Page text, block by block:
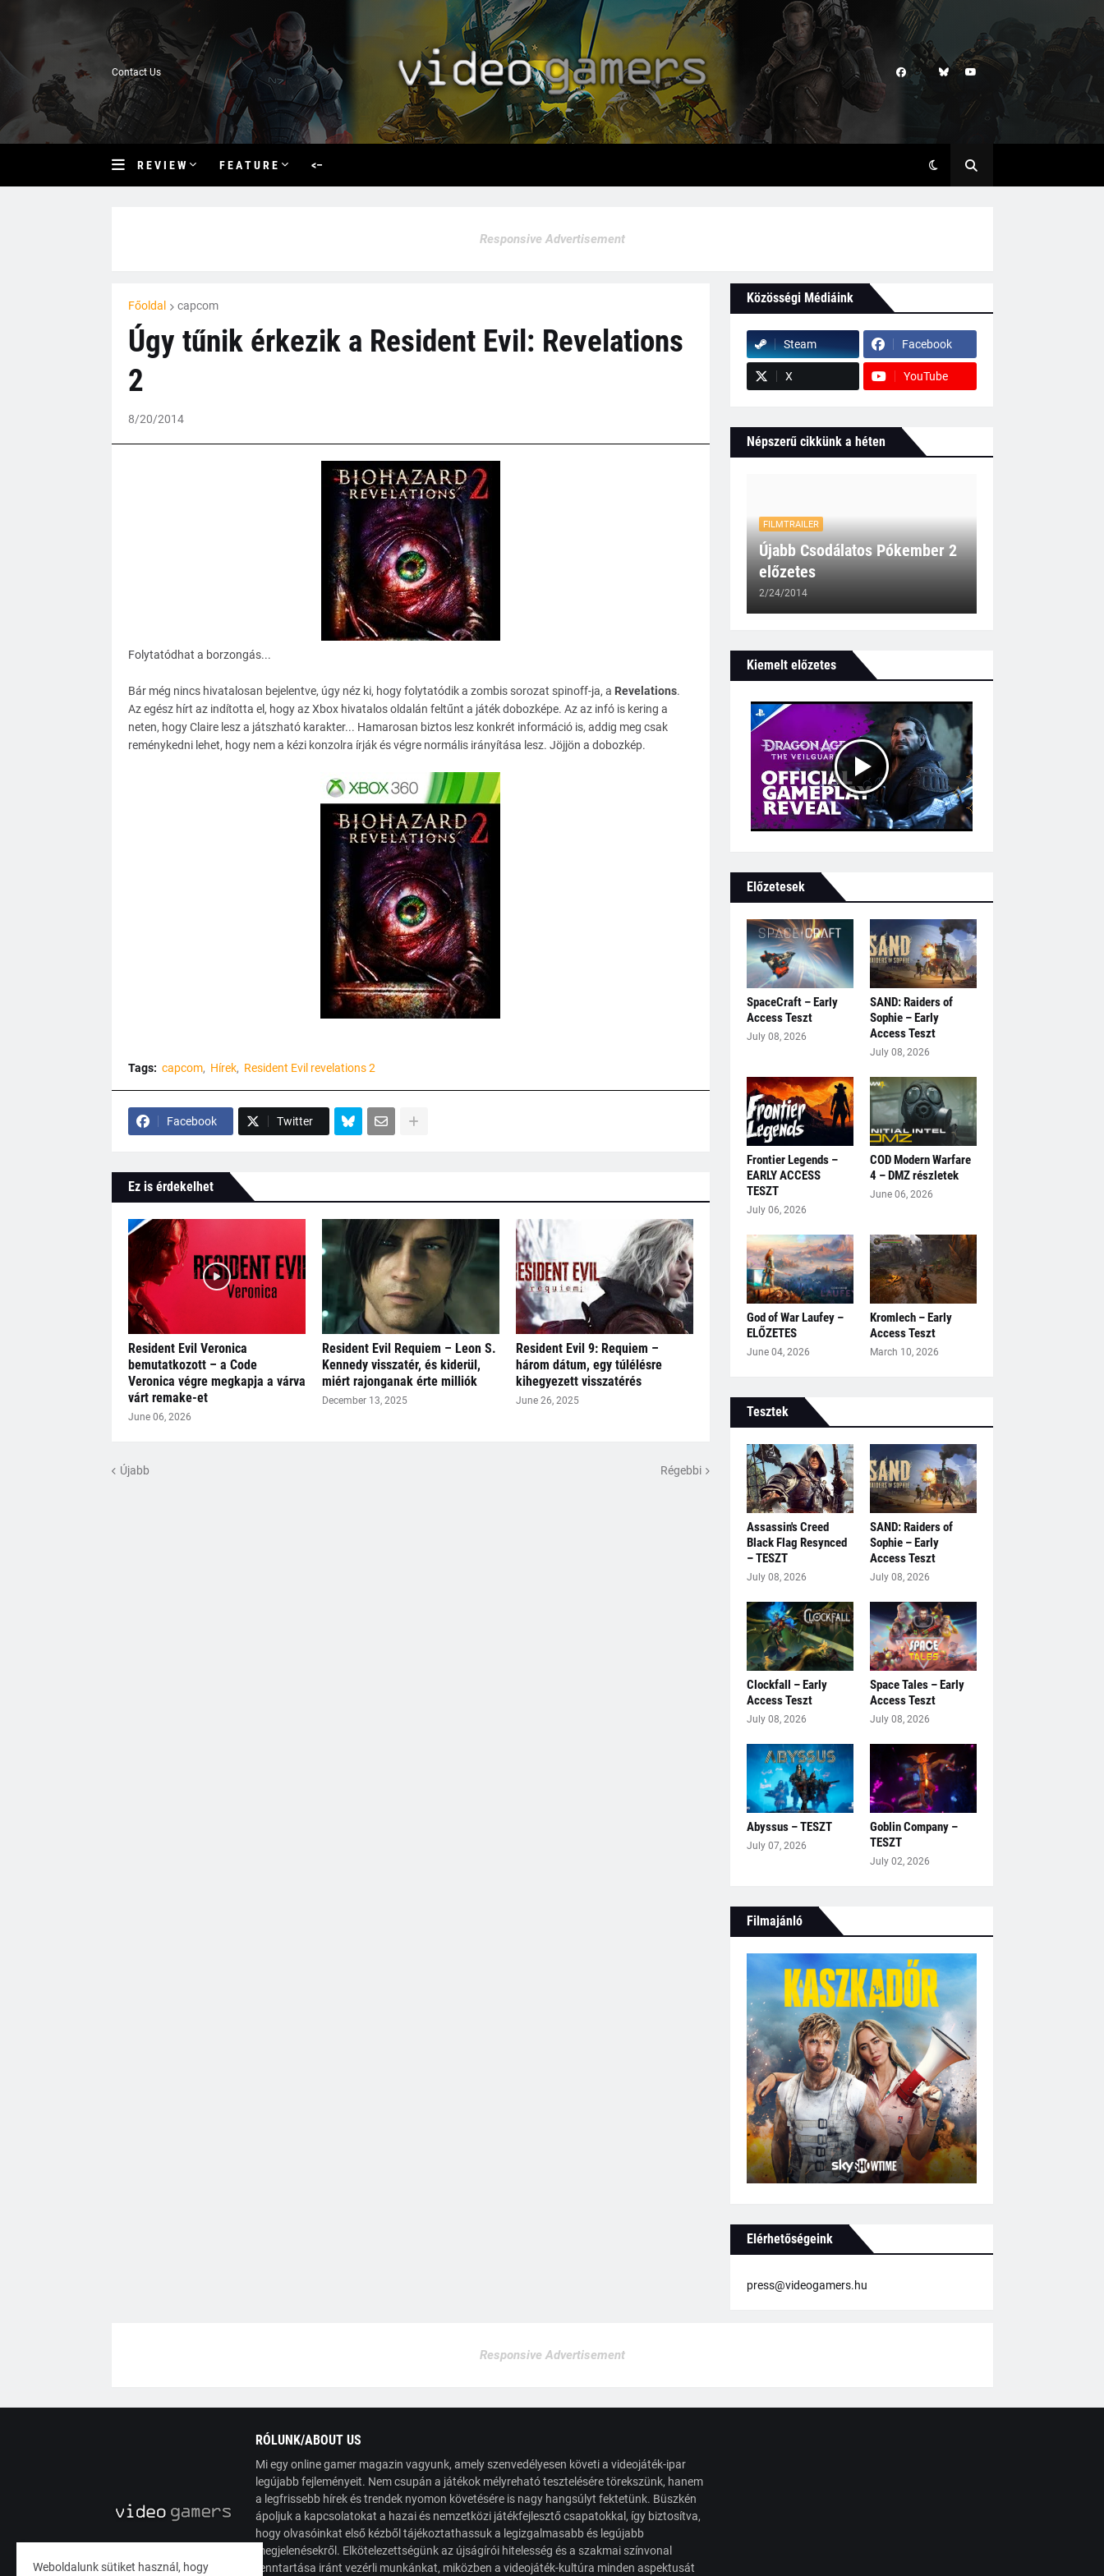
Contact Us
R E V I E W F E A T U R E <–
Responsive Advertisement
Főoldal capcom
Úgy tűnik érkezik a Resident Evil: Revelations
2
8/20/2014
Folytatódhat a borzongás...
Bár még nincs hivatalosan bejelentve, úgy néz ki, hogy folytatódik a zombis sorozat spinoff-ja, a Revelations.
Az egész hírt az indította el, hogy az Xbox hivatalos oldalán feltűnt a játék dobozképe. Az az infó is kering a
neten, hogy Claire lesz a játszható karakter... Hamarosan biztos lesz konkrét információ is, addig meg csak
reménykedni lehet, hogy nem a kézi konzolra írják és végre normális irányítása lesz. Jöjjön a dobozkép.
Tags: capcom Hírek Resident Evil revelations 2
Facebook Twitter
Ez is érdekelhet
Resident Evil Veronica
bemutatkozott – a Code
Veronica végre megkapja a várva
várt remake-et
June 06, 2026
Resident Evil Requiem – Leon S.
Kennedy visszatér, és kiderül,
miért rajonganak érte milliók
December 13, 2025
Resident Evil 9: Requiem –
három dátum, egy túlélésre
kihegyezett visszatérés
June 26, 2025
Újabb Régebbi
Közösségi Médiáink
Steam Facebook
X YouTube
Népszerű cikkünk a héten
FILMTRAILER
Újabb Csodálatos Pókember 2
előzetes
2/24/2014
Kiemelt előzetes
Előzetesek
SpaceCraft – Early
Access Teszt
July 08, 2026
SAND: Raiders of
Sophie – Early
Access Teszt
July 08, 2026
Frontier Legends –
EARLY ACCESS
TESZT
July 06, 2026
COD Modern Warfare
4 – DMZ részletek
June 06, 2026
God of War Laufey –
ELŐZETES
June 04, 2026
Kromlech – Early
Access Teszt
March 10, 2026
Tesztek
Assassin's Creed
Black Flag Resynced
– TESZT
July 08, 2026
SAND: Raiders of
Sophie – Early
Access Teszt
July 08, 2026
Clockfall – Early
Access Teszt
July 08, 2026
Space Tales – Early
Access Teszt
July 08, 2026
Abyssus – TESZT
July 07, 2026
Goblin Company –
TESZT
July 02, 2026
Filmajánló
Elérhetőségeink
press@videogamers.hu
Responsive Advertisement
RÓLUNK/ABOUT US
Mi egy online gamer magazin vagyunk, amely szenvedélyesen követi a videojáték-ipar
legújabb fejleményeit. Nem csupán a játékok mélyreható tesztelésére törekszünk, hanem
a legfrissebb hírek és trendek nyomon követésére is nagy hangsúlyt fektetünk. Büszkén
ápoljuk a kapcsolatokat a hazai és nemzetközi játékfejlesztő csapatokkal, így biztosítva,
hogy olvasóinkat első kézből tájékoztathassuk a legizgalmasabb és legújabb
megjelenésekről. Elkötelezettségünk az újságírói hitelesség és a szakmai színvonal
fenntartása iránt vezérli munkánkat, miközben a videojáték-kultúra minden aspektusát
Weboldalunk sütiket használ, hogy